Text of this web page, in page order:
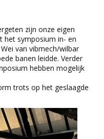
zijn onze eigen
het symposium in- en
van vibmech/wilbar
banen leidde. Verder
hebben mogelijk
trots op het geslaagde